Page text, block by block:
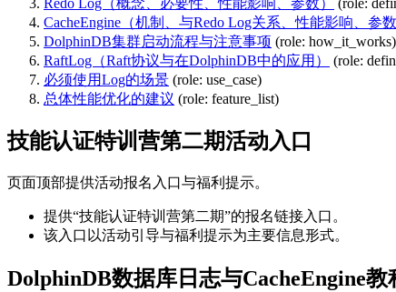
CacheEngine（机制、与Redo Log关系、性能影响、参数
DolphinDB集群启动流程与注意事项 (role: how_it_works)
RaftLog（Raft协议与在DolphinDB中的应用）
(role:
必须使用Log的场景 (role: use_case)
总体性能优化的建议 (role: feature_list)
技能认证特训营第二期活动入口
页面顶部提供活动报名入口与福利提示。
提供“技能认证特训营第二期”的报名链接入口。
该入口以活动引导与福利提示为主要信息形式。
DolphinDB数据库日志与CacheEngine教